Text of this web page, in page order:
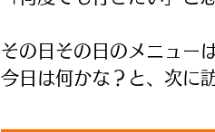
その日その日のメニュー
今日は何かな？と、次に